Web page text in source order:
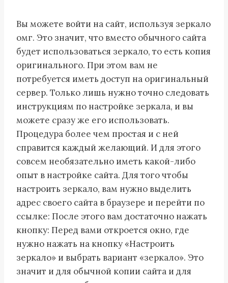
Вы можете войти на сайт, используя зеркало
омг. Это значит, что вместо обычного сайта
будет использоваться зеркало, то есть копия
оригинального. При этом вам не
потребуется иметь доступ на оригинальный
сервер. Только лишь нужно точно следовать
инструкциям по настройке зеркала, и вы
можете сразу же его использовать.
Процедура более чем простая и с ней
справится каждый желающий. И для этого
совсем необязательно иметь какой-либо
опыт в настройке сайта. Для того чтобы
настроить зеркало, вам нужно выделить
адрес своего сайта в браузере и перейти по
ссылке: После этого вам достаточно нажать
кнопку: Перед вами откроется окно, где
нужно нажать на кнопку «Настроить
зеркало» и выбрать вариант «зеркало». Это
значит и для обычной копии сайта и для